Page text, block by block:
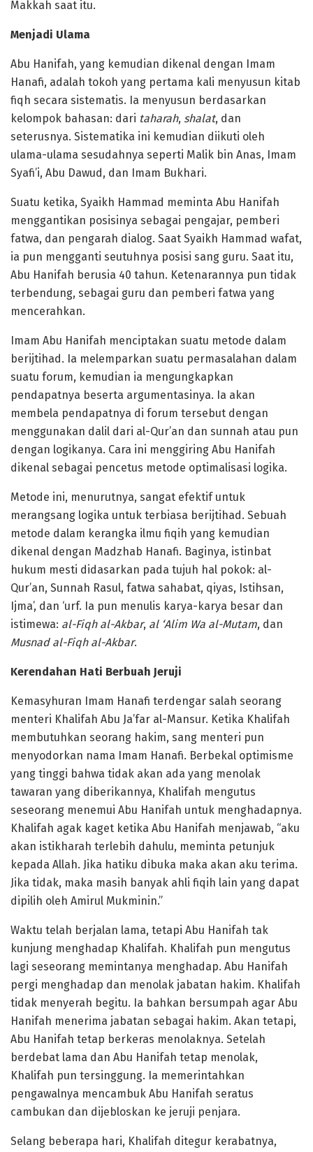
Makkah saat itu.
Menjadi Ulama
Abu Hanifah, yang kemudian dikenal dengan Imam
Hanafi, adalah tokoh yang pertama kali menyusun kitab
fiqh secara sistematis. Ia menyusun berdasarkan
kelompok bahasan: dari taharah, shalat, dan
seterusnya. Sistematika ini kemudian diikuti oleh
ulama-ulama sesudahnya seperti Malik bin Anas, Imam
Syafi’i, Abu Dawud, dan Imam Bukhari.
Suatu ketika, Syaikh Hammad meminta Abu Hanifah
menggantikan posisinya sebagai pengajar, pemberi
fatwa, dan pengarah dialog. Saat Syaikh Hammad wafat,
ia pun mengganti seutuhnya posisi sang guru. Saat itu,
Abu Hanifah berusia 40 tahun. Ketenarannya pun tidak
terbendung, sebagai guru dan pemberi fatwa yang
mencerahkan.
Imam Abu Hanifah menciptakan suatu metode dalam
berijtihad. Ia melemparkan suatu permasalahan dalam
suatu forum, kemudian ia mengungkapkan
pendapatnya beserta argumentasinya. Ia akan
membela pendapatnya di forum tersebut dengan
menggunakan dalil dari al-Qur’an dan sunnah atau pun
dengan logikanya. Cara ini menggiring Abu Hanifah
dikenal sebagai pencetus metode optimalisasi logika.
Metode ini, menurutnya, sangat efektif untuk
merangsang logika untuk terbiasa berijtihad. Sebuah
metode dalam kerangka ilmu fiqih yang kemudian
dikenal dengan Madzhab Hanafi. Baginya, istinbat
hukum mesti didasarkan pada tujuh hal pokok: al-
Qur’an, Sunnah Rasul, fatwa sahabat, qiyas, Istihsan,
Ijma’, dan ‘urf. Ia pun menulis karya-karya besar dan
istimewa: al-Fiqh al-Akbar, al ‘Alim Wa al-Mutam, dan
Musnad al-Fiqh al-Akbar.
Kerendahan Hati Berbuah Jeruji
Kemasyhuran Imam Hanafi terdengar salah seorang
menteri Khalifah Abu Ja’far al-Mansur. Ketika Khalifah
membutuhkan seorang hakim, sang menteri pun
menyodorkan nama Imam Hanafi. Berbekal optimisme
yang tinggi bahwa tidak akan ada yang menolak
tawaran yang diberikannya, Khalifah mengutus
seseorang menemui Abu Hanifah untuk menghadapnya.
Khalifah agak kaget ketika Abu Hanifah menjawab, “aku
akan istikharah terlebih dahulu, meminta petunjuk
kepada Allah. Jika hatiku dibuka maka akan aku terima.
Jika tidak, maka masih banyak ahli fiqih lain yang dapat
dipilih oleh Amirul Mukminin.”
Waktu telah berjalan lama, tetapi Abu Hanifah tak
kunjung menghadap Khalifah. Khalifah pun mengutus
lagi seseorang memintanya menghadap. Abu Hanifah
pergi menghadap dan menolak jabatan hakim. Khalifah
tidak menyerah begitu. Ia bahkan bersumpah agar Abu
Hanifah menerima jabatan sebagai hakim. Akan tetapi,
Abu Hanifah tetap berkeras menolaknya. Setelah
berdebat lama dan Abu Hanifah tetap menolak,
Khalifah pun tersinggung. Ia memerintahkan
pengawalnya mencambuk Abu Hanifah seratus
cambukan dan dijebloskan ke jeruji penjara.
Selang beberapa hari, Khalifah ditegur kerabatnya,